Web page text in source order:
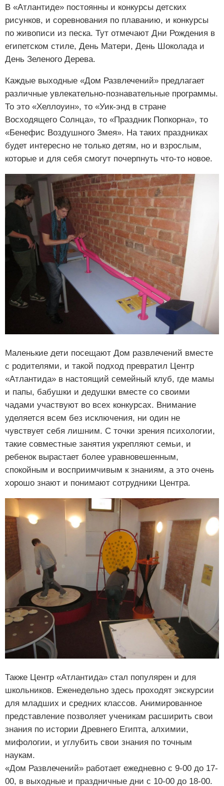
В «Атлантиде» постоянны и конкурсы детских
рисунков, и соревнования по плаванию, и конкурсы
по живописи из песка. Тут отмечают Дни Рождения в
египетском стиле, День Матери, День Шоколада и
День Зеленого Дерева.
Каждые выходные «Дом Развлечений» предлагает
различные увлекательно-познавательные программы.
То это «Хеллоуин», то «Уик-энд в стране
Восходящего Солнца», то «Праздник Попкорна», то
«Бенефис Воздушного Змея». На таких праздниках
будет интересно не только детям, но и взрослым,
которые и для себя смогут почерпнуть что-то новое.
Маленькие дети посещают Дом развлечений вместе
с родителями, и такой подход превратил Центр
«Атлантида» в настоящий семейный клуб, где мамы
и папы, бабушки и дедушки вместе со своими
чадами участвуют во всех конкурсах. Внимание
уделяется всем без исключения, ни один не
чувствует себя лишним. С точки зрения психологии,
такие совместные занятия укрепляют семьи, и
ребенок вырастает более уравновешенным,
спокойным и восприимчивым к знаниям, а это очень
хорошо знают и понимают сотрудники Центра.
Также Центр «Атлантида» стал популярен и для
школьников. Еженедельно здесь проходят экскурсии
для младших и средних классов. Анимированное
представление позволяет ученикам расширить свои
знания по истории Древнего Египта, алхимии,
мифологии, и углубить свои знания по точным
наукам.
«Дом Развлечений» работает ежедневно с 9-00 до 17-
00, в выходные и праздничные дни с 10-00 до 18-00.